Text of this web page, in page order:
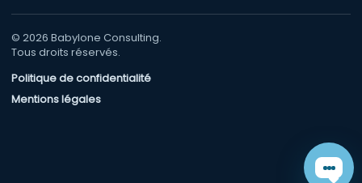
© 2026 Babylone Consulting.
Tous droits réservés.
Politique de confidentialité
Mentions légales
Chat